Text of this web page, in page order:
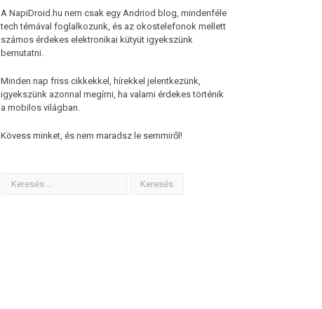
A NapiDroid.hu nem csak egy Andriod blog, mindenféle
tech témával foglalkozunk, és az okostelefonok mellett
számos érdekes elektronikai kütyüt igyekszünk
bemutatni.
Minden nap friss cikkekkel, hírekkel jelentkezünk,
igyekszünk azonnal megírni, ha valami érdekes történik
a mobilos világban.
Kövess minket, és nem maradsz le semmiről!